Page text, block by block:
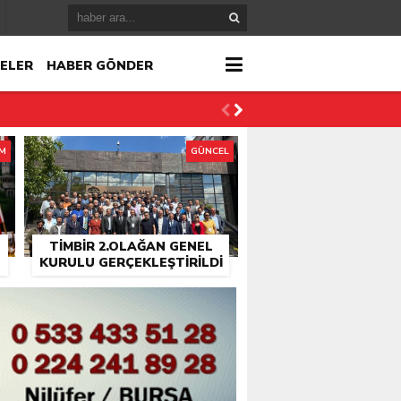
HABER GÖNDER
TİMBİR 2.OLAĞAN GENEL
KURULU GERÇEKLEŞTIRILDI
GÜNCEL